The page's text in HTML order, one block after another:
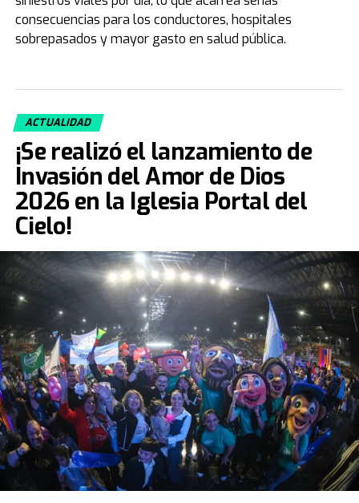
consecuencias para los conductores, hospitales
sobrepasados y mayor gasto en salud pública.
ACTUALIDAD
¡Se realizó el lanzamiento de
Invasión del Amor de Dios
2026 en la Iglesia Portal del
Cielo!